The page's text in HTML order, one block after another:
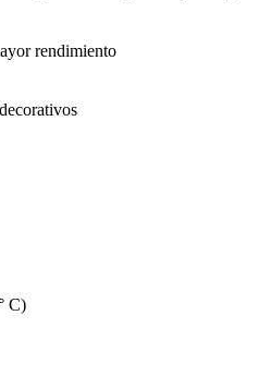
rendimiento
C)